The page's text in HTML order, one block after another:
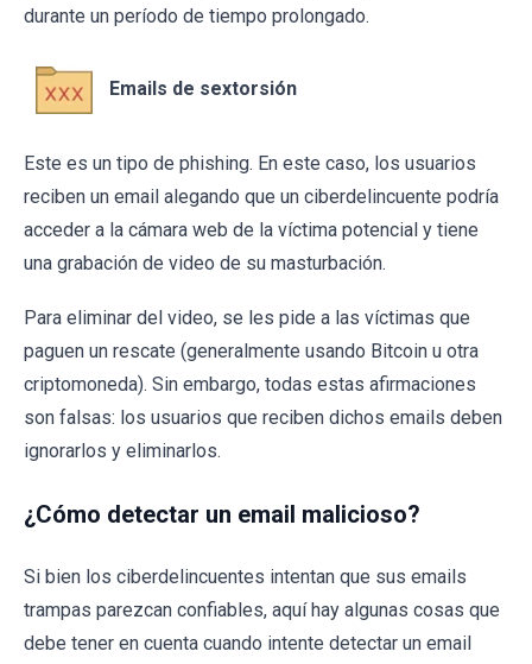
durante un período de tiempo prolongado.
Emails de sextorsión
Este es un tipo de phishing. En este caso, los usuarios
reciben un email alegando que un ciberdelincuente podría
acceder a la cámara web de la víctima potencial y tiene
una grabación de video de su masturbación.
Para eliminar del video, se les pide a las víctimas que
paguen un rescate (generalmente usando Bitcoin u otra
criptomoneda). Sin embargo, todas estas afirmaciones
son falsas: los usuarios que reciben dichos emails deben
ignorarlos y eliminarlos.
¿Cómo detectar un email malicioso?
Si bien los ciberdelincuentes intentan que sus emails
trampas parezcan confiables, aquí hay algunas cosas que
debe tener en cuenta cuando intente detectar un email